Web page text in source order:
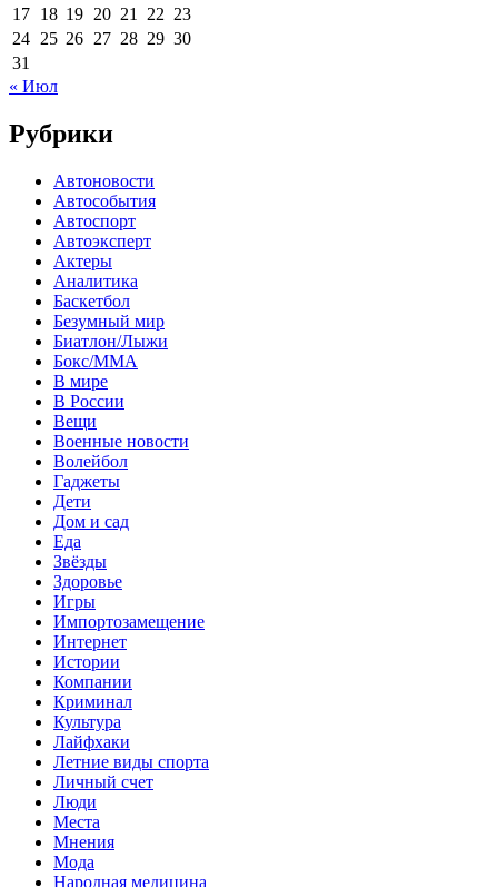
17 18 19 20 21 22 23
24 25 26 27 28 29 30
31
« Июл
Рубрики
Автоновости
Автособытия
Автоспорт
Автоэксперт
Актеры
Аналитика
Баскетбол
Безумный мир
Биатлон/Лыжи
Бокс/MMA
В мире
В России
Вещи
Военные новости
Волейбол
Гаджеты
Дети
Дом и сад
Еда
Звёзды
Здоровье
Игры
Импортозамещение
Интернет
Истории
Компании
Криминал
Культура
Лайфхаки
Летние виды спорта
Личный счет
Люди
Места
Мнения
Мода
Народная медицина